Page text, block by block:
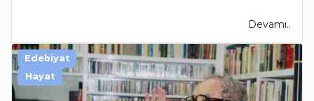
Devamı..
Edebiyat
Hayat